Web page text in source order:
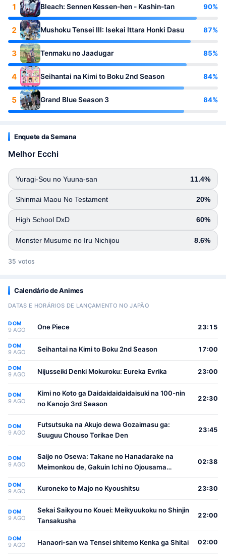
1 Bleach: Sennen Kessen-hen - Kashin-tan 90%
2 Mushoku Tensei III: Isekai Ittara Honki Dasu 87%
3 Tenmaku no Jaadugar 85%
4 Seihantai na Kimi to Boku 2nd Season 84%
5 Grand Blue Season 3 84%
Enquete da Semana
Melhor Ecchi
Yuragi-Sou no Yuuna-san 11.4%
Shinmai Maou No Testament 20%
High School DxD 60%
Monster Musume no Iru Nichijou 8.6%
35 votos
Calendário de Animes
DATAS E HORÁRIOS DE LANÇAMENTO NO JAPÃO
DOM
9 AGO One Piece 23:15
DOM
9 AGO Seihantai na Kimi to Boku 2nd Season 17:00
DOM
9 AGO Nijusseiki Denki Mokuroku: Eureka Evrika 23:00
DOM
9 AGO
Kimi no Koto ga Daidaidaidaidaisuki na 100-nin
no Kanojo 3rd Season
22:30
DOM
9 AGO
Futsutsuka na Akujo dewa Gozaimasu ga:
Suuguu Chouso Torikae Den
23:45
DOM
9 AGO
Saijo no Osewa: Takane no Hanadarake na
Meimonkou de, Gakuin Ichi no Ojousama
Osewa suru Koto ni Narimashita
02:38
DOM
9 AGO Kuroneko to Majo no Kyoushitsu 23:30
DOM
9 AGO
Sekai Saikyou no Kouei: Meikyuukoku no Shinjin
Tansakusha
22:00
DOM
9 AGO Hanaori-san wa Tensei shitemo Kenka ga Shitai 02:00